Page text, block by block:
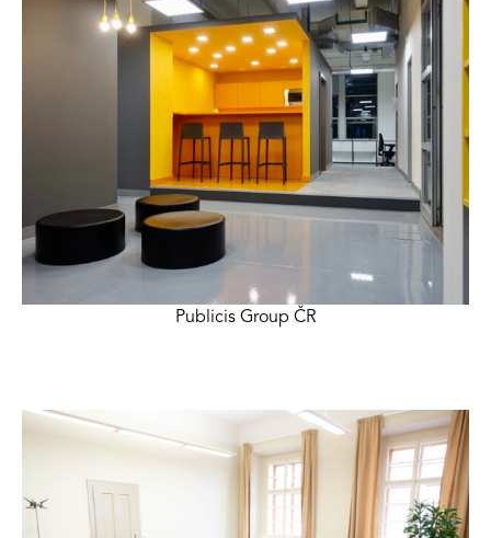
Publicis Group ČR